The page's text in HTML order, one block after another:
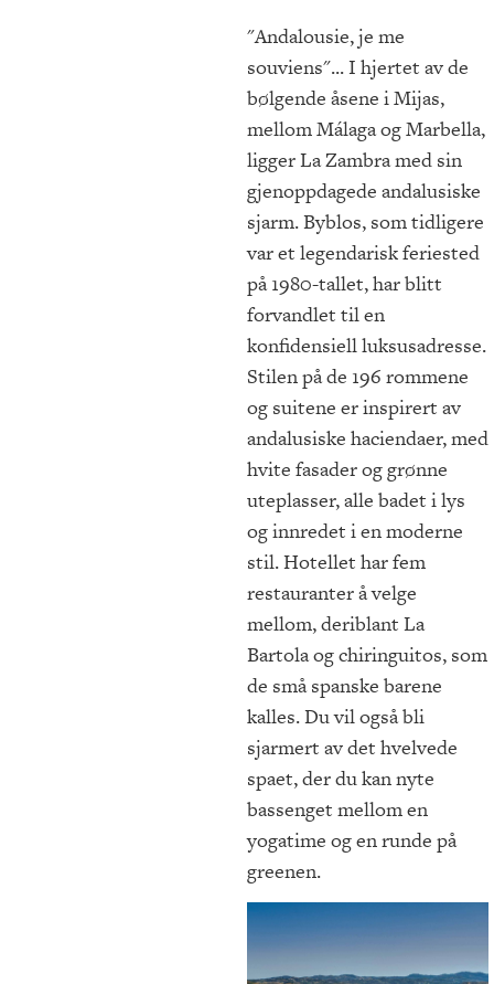
"Andalousie, je me
souviens"... I hjertet av de
bølgende åsene i Mijas,
mellom Málaga og Marbella,
ligger La Zambra med sin
gjenoppdagede andalusiske
sjarm. Byblos, som tidligere
var et legendarisk feriested
på 1980-tallet, har blitt
forvandlet til en
konfidensiell luksusadresse.
Stilen på de 196 rommene
og suitene er inspirert av
andalusiske haciendaer, med
hvite fasader og grønne
uteplasser, alle badet i lys
og innredet i en moderne
stil. Hotellet har fem
restauranter å velge
mellom, deriblant La
Bartola og chiringuitos, som
de små spanske barene
kalles. Du vil også bli
sjarmert av det hvelvede
spaet, der du kan nyte
bassenget mellom en
yogatime og en runde på
greenen.